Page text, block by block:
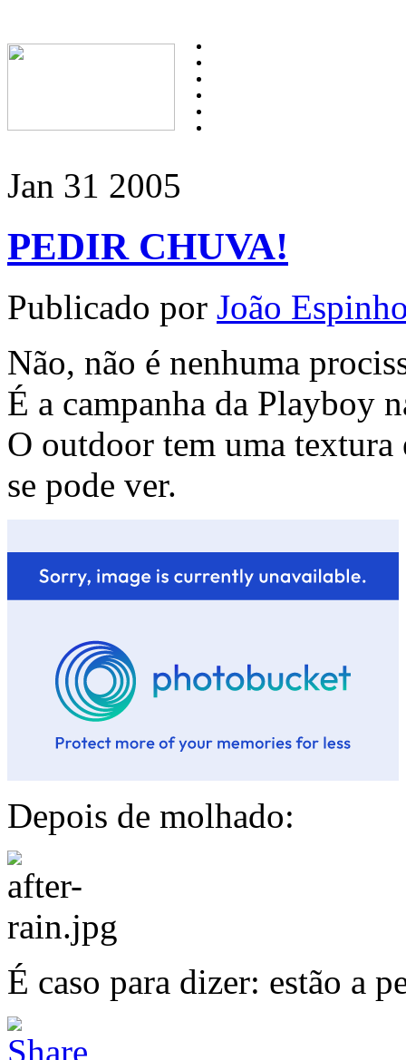
Jan 31 2005
PEDIR CHUVA!
Publicado por João
Não, não é nenhuma
É a campanha da Playboy
O outdoor tem uma textura
se pode ver.
Depois de molhado:
É caso para dizer: estão a